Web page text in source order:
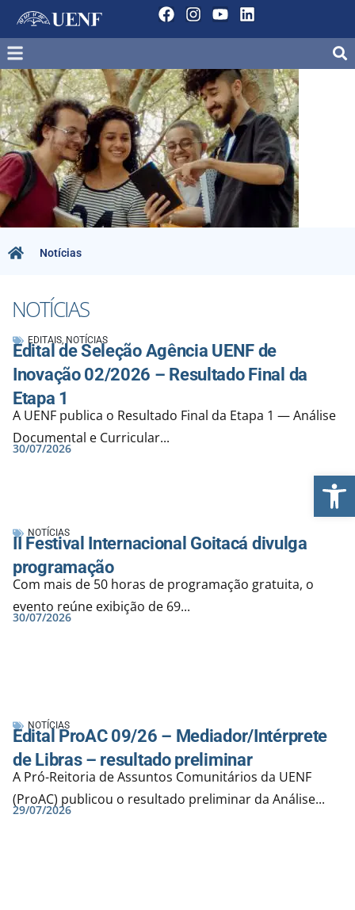
Notícias
NOTÍCIAS
EDITAIS, NOTÍCIAS
Edital de Seleção Agência UENF de
Inovação 02/2026 – Resultado Final da
Etapa 1
A UENF publica o Resultado Final da Etapa 1 — Análise
Documental e Curricular...
30/07/2026
NOTÍCIAS
II Festival Internacional Goitacá divulga
programação
Com mais de 50 horas de programação gratuita, o
evento reúne exibição de 69...
30/07/2026
NOTÍCIAS
Edital ProAC 09/26 – Mediador/Intérprete
de Libras – resultado preliminar
A Pró-Reitoria de Assuntos Comunitários da UENF
(ProAC) publicou o resultado preliminar da Análise...
29/07/2026